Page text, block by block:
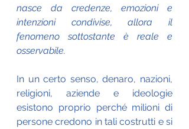
nasce da credenze, emozioni e
intenzioni condivise, allora il
fenomeno sottostante è reale e
osservabile.
In un certo senso, denaro, nazioni,
religioni, aziende e ideologie
esistono proprio perché milioni di
persone credono in tali costrutti e si